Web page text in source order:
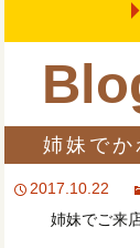
姉妹で
2017.10.22
姉妹でご来